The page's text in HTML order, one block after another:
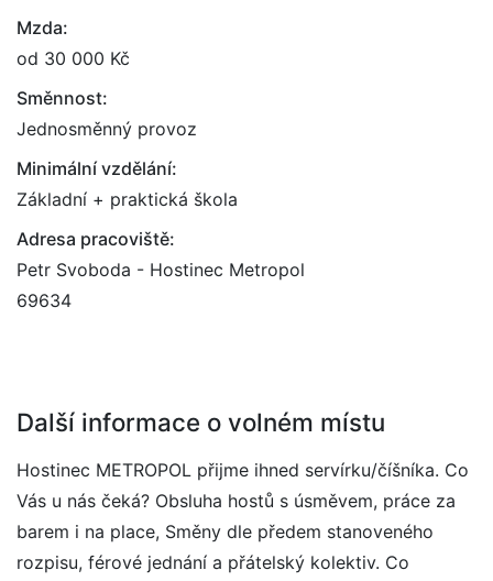
Mzda:
od 30 000 Kč
Směnnost:
Jednosměnný provoz
Minimální vzdělání:
Základní + praktická škola
Adresa pracoviště:
Petr Svoboda - Hostinec Metropol
69634
Další informace o volném místu
Hostinec METROPOL přijme ihned servírku/číšníka. Co
Vás u nás čeká? Obsluha hostů s úsměvem, práce za
barem i na place, Směny dle předem stanoveného
rozpisu, férové jednání a přátelský kolektiv. Co